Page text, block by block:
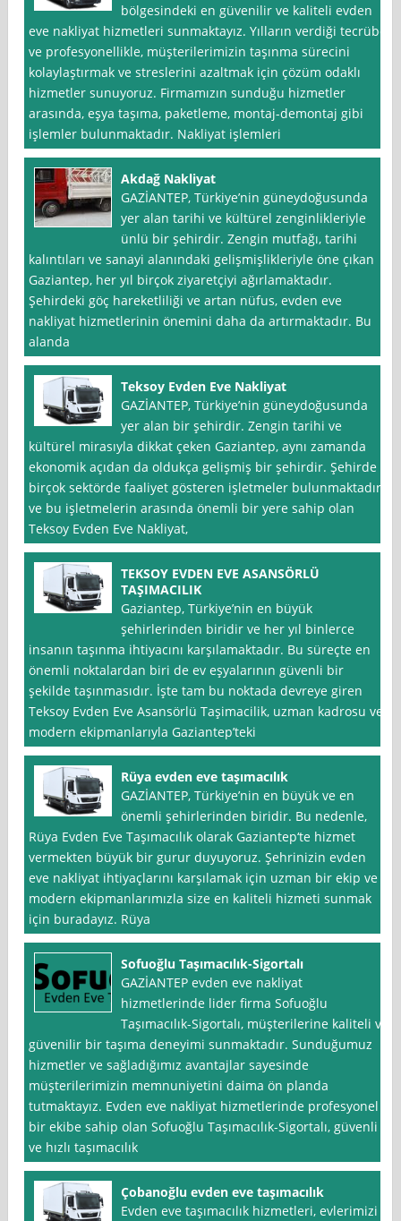
bölgesindeki en güvenilir ve kaliteli evden
eve nakliyat hizmetleri sunmaktayız. Yılların verdiği tecrübe
ve profesyonellikle, müşterilerimizin taşınma sürecini
kolaylaştırmak ve streslerini azaltmak için çözüm odaklı
hizmetler sunuyoruz. Firmamızın sunduğu hizmetler
arasında, eşya taşıma, paketleme, montaj-demontaj gibi
işlemler bulunmaktadır. Nakliyat işlemleri
Akdağ Nakliyat
GAZİANTEP, Türkiye’nin güneydoğusunda
yer alan tarihi ve kültürel zenginlikleriyle
ünlü bir şehirdir. Zengin mutfağı, tarihi
kalıntıları ve sanayi alanındaki gelişmişlikleriyle öne çıkan
Gaziantep, her yıl birçok ziyaretçiyi ağırlamaktadır.
Şehirdeki göç hareketliliği ve artan nüfus, evden eve
nakliyat hizmetlerinin önemini daha da artırmaktadır. Bu
alanda
Teksoy Evden Eve Nakliyat
GAZİANTEP, Türkiye’nin güneydoğusunda
yer alan bir şehirdir. Zengin tarihi ve
kültürel mirasıyla dikkat çeken Gaziantep, aynı zamanda
ekonomik açıdan da oldukça gelişmiş bir şehirdir. Şehirde
birçok sektörde faaliyet gösteren işletmeler bulunmaktadır
ve bu işletmelerin arasında önemli bir yere sahip olan
Teksoy Evden Eve Nakliyat,
TEKSOY EVDEN EVE ASANSÖRLÜ
TAŞIMACILIK
Gaziantep, Türkiye’nin en büyük
şehirlerinden biridir ve her yıl binlerce
insanın taşınma ihtiyacını karşılamaktadır. Bu süreçte en
önemli noktalardan biri de ev eşyalarının güvenli bir
şekilde taşınmasıdır. İşte tam bu noktada devreye giren
Teksoy Evden Eve Asansörlü Taşimacilik, uzman kadrosu ve
modern ekipmanlarıyla Gaziantep’teki
Rüya evden eve taşımacılık
GAZİANTEP, Türkiye’nin en büyük ve en
önemli şehirlerinden biridir. Bu nedenle,
Rüya Evden Eve Taşımacılık olarak Gaziantep‘te hizmet
vermekten büyük bir gurur duyuyoruz. Şehrinizin evden
eve nakliyat ihtiyaçlarını karşılamak için uzman bir ekip ve
modern ekipmanlarımızla size en kaliteli hizmeti sunmak
için buradayız. Rüya
Sofuoğlu Taşımacılık-Sigortalı
GAZİANTEP evden eve nakliyat
hizmetlerinde lider firma Sofuoğlu
Taşımacılık-Sigortalı, müşterilerine kaliteli ve
güvenilir bir taşıma deneyimi sunmaktadır. Sunduğumuz
hizmetler ve sağladığımız avantajlar sayesinde
müşterilerimizin memnuniyetini daima ön planda
tutmaktayız. Evden eve nakliyat hizmetlerinde profesyonel
bir ekibe sahip olan Sofuoğlu Taşımacılık-Sigortalı, güvenli
ve hızlı taşımacılık
Çobanoğlu evden eve taşımacılık
Evden eve taşımacılık hizmetleri, evlerimizi